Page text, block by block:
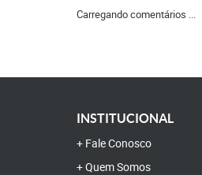
Carregando comentários ...
INSTITUCIONAL
Fale Conosco
Quem Somos